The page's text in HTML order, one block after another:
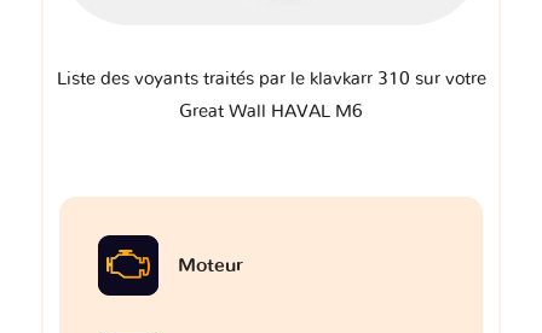
Liste des voyants traités par le klavkarr 310 sur votre
Great Wall HAVAL M6
Moteur